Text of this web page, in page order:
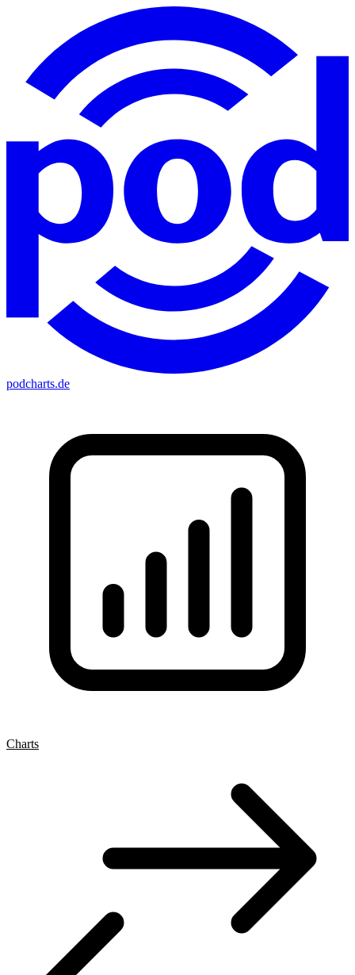
podcharts.de
Charts